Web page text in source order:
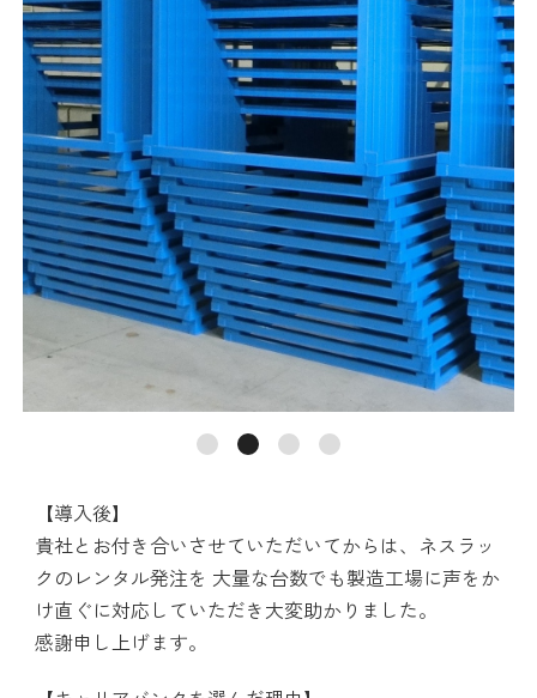
【導入後】
貴社とお付き合いさせていただいてからは、ネスラッ
クのレンタル発注を 大量な台数でも製造工場に声をか
け直ぐに対応していただき大変助かりました。
感謝申し上げます。